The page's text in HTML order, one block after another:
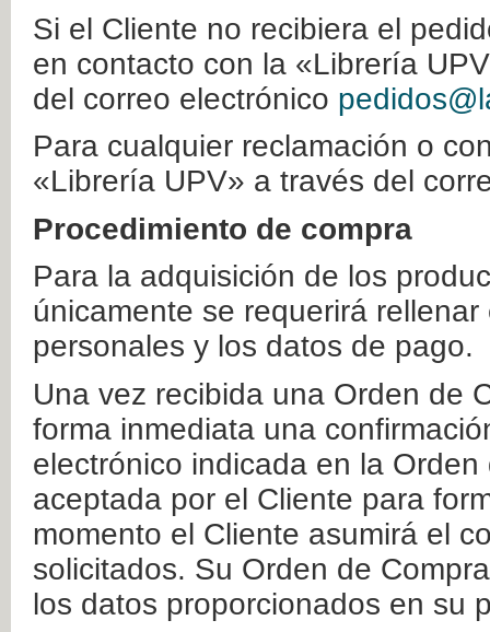
Si el Cliente no recibiera el
en contacto con la «Librería
del correo electrónico
Para cualquier reclamación o
«Librería UPV» a través del
Procedimiento de compra
Para la adquisición de los
únicamente se requerirá
personales y los datos de pago.
Una vez recibida una Orden de
forma inmediata una
electrónico indicada en la
aceptada por el Cliente para
momento el Cliente asumirá el
solicitados. Su Orden de
los datos proporcionados en su